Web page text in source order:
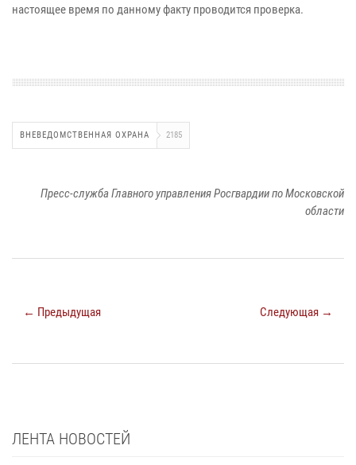
настоящее время по данному факту проводится проверка.
ВНЕВЕДОМСТВЕННАЯ ОХРАНА 2185
Пресс-служба Главного управления Росгвардии по Московской
области
← Предыдущая Следующая →
ЛЕНТА НОВОСТЕЙ